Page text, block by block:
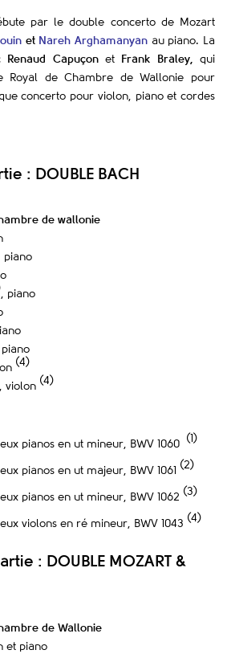
par le double concerto de Mozart
et Nareh Arghamanyan au piano. La
Renaud Capuçonet Frank Braley, qui
Royal de Chambre de Wallonie pour
concerto pour violon, piano et cordes
: DOUBLE BACH
de wallonie
, piano
, piano
, piano
(4)
, violon (4)
pianos en ut mineur, BWV 1060 (1)
pianos en ut majeur, BWV 1061 (2)
pianos en ut mineur, BWV 1062 (3)
violons en ré mineur, BWV 1043 (4)
: DOUBLE MOZART &
de Wallonie
et piano